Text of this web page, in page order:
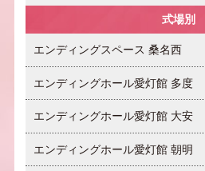
式場別
エンディングスペース 桑名西
エンディングホール愛灯館 多度
エンディングホール愛灯館 大安
エンディングホール愛灯館 朝明